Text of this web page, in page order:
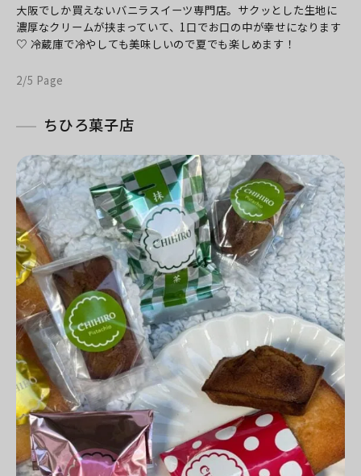
大阪でしか買えないバニラスイーツ専門店。 サクッとした生地に
濃厚なクリームが挟まっていて、1口でお口の中が幸せになります
♡ 冷蔵庫で冷やしても美味しいので夏でも楽しめます！
2/5 Page
ちひろ菓子店